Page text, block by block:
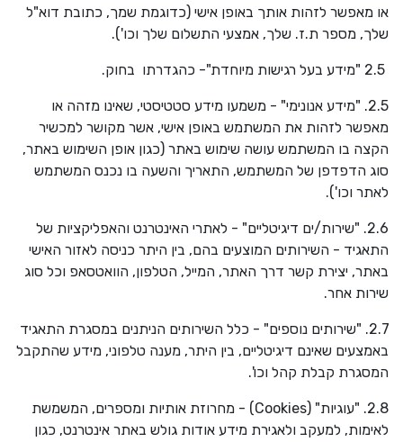
או מאפשר לזהות אותך באופן אישי (כדוגמת שמך, כתובת דוא"ל
שלך, מספר ת.ז. שלך, אמצעי התשלום שלך וכו').
2.5. "מידע אנונימי" - משמעו מידע סטטיסטי, שאינו מזהה או
מאפשר לזהות את המשתמש באופן אישי, אשר מקושר למכשיר
הקצה בו המשתמש עושה שימוש באתר (כגון אופן השימוש באתר,
סוג הדפדפן של המשתמש, התאריך והשעה בו נכנס המשתמש
לאתר וכו').
2.6. "שירות/ים דיגיטליים" - לאתרי האינטרנט והאפליקציות של
התאגיד - השירותים המוצעים בהם, בין היתר כניסה לאזור האישי
באתר, יצירת קשר דרך האתר, המייל, הטלפון, הוואטסאפ וכל סוג
שירות אחר.
2.7. "שירותים נוספים" - כלל השירותים הניתנים במסגרת התאגיד
באמצעים שאינם דיגיטליים, בין היתר, מענה טלפוני, מידע שהתקבל
המסגרת קבלת קהל וכו'.
2.8. "עוגיות" ( Cookies) - מחרוזת אותיות ומספרים, המשמשת
לאימות, למעקב ולאגירת מידע אודות גולש באתר אינטרנט, כגון